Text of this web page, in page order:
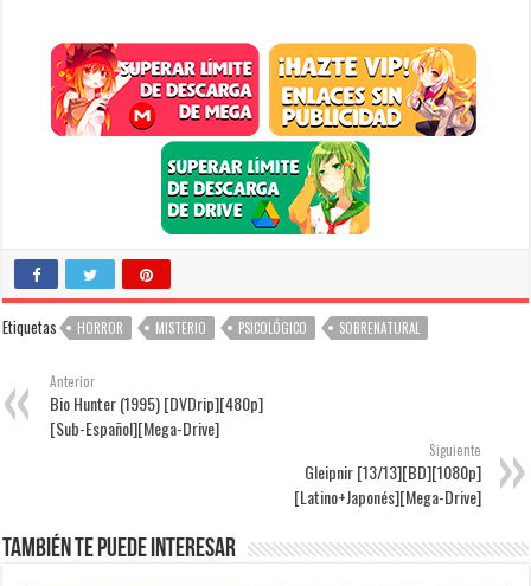
Etiquetas HORROR MISTERIO PSICOLÓGICO SOBRENATURAL
Anterior
Bio Hunter (1995) [DVDrip][480p]
[Sub-Español][Mega-Drive]
Siguiente
Gleipnir [13/13][BD][1080p]
[Latino+Japonés][Mega-Drive]
También te puede interesar